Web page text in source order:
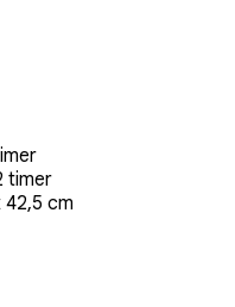
timer
42,5 cm